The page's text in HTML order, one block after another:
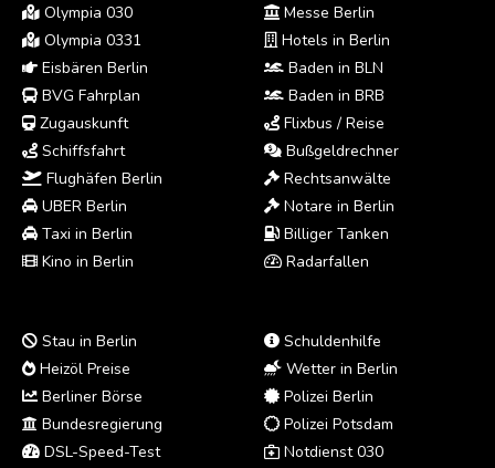
Olympia 030
Olympia 0331
Eisbären Berlin
BVG Fahrplan
Zugauskunft
Schiffsfahrt
Flughäfen Berlin
UBER Berlin
Taxi in Berlin
Kino in Berlin
Messe Berlin
Hotels in Berlin
Baden in BLN
Baden in BRB
Flixbus / Reise
Bußgeldrechner
Rechtsanwälte
Notare in Berlin
Billiger Tanken
Radarfallen
Stau in Berlin
Heizöl Preise
Berliner Börse
Bundesregierung
DSL-Speed-Test
Schuldenhilfe
Wetter in Berlin
Polizei Berlin
Polizei Potsdam
Notdienst 030